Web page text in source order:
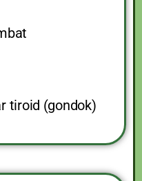
tiroid (gondok)